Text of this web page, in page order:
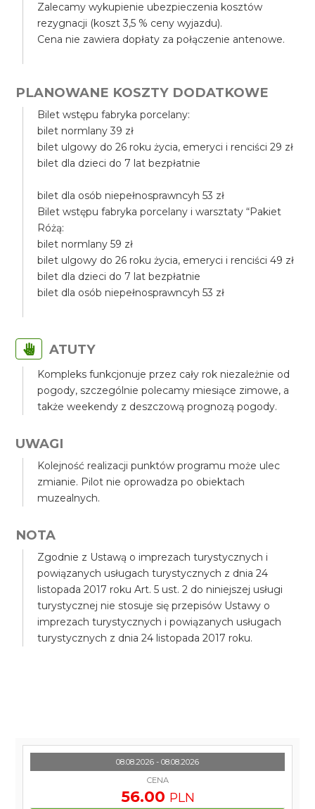
Zalecamy wykupienie ubezpieczenia kosztów
rezygnacji (koszt 3,5 % ceny wyjazdu).
Cena nie zawiera dopłaty za połączenie antenowe.
PLANOWANE KOSZTY DODATKOWE
Bilet wstępu fabryka porcelany:
bilet normlany 39 zł
bilet ulgowy do 26 roku życia, emeryci i renciści 29 zł
bilet dla dzieci do 7 lat bezpłatnie
bilet dla osób niepełnosprawncyh 53 zł
Bilet wstępu fabryka porcelany i warsztaty “Pakiet
Różą:
bilet normlany 59 zł
bilet ulgowy do 26 roku życia, emeryci i renciści 49 zł
bilet dla dzieci do 7 lat bezpłatnie
bilet dla osób niepełnosprawncyh 53 zł
ATUTY
Kompleks funkcjonuje przez cały rok niezależnie od
pogody, szczególnie polecamy miesiące zimowe, a
także weekendy z deszczową prognozą pogody.
UWAGI
Kolejność realizacji punktów programu może ulec
zmianie. Pilot nie oprowadza po obiektach
muzealnych.
NOTA
Zgodnie z Ustawą o imprezach turystycznych i
powiązanych usługach turystycznych z dnia 24
listopada 2017 roku Art. 5 ust. 2 do niniejszej usługi
turystycznej nie stosuje się przepisów Ustawy o
imprezach turystycznych i powiązanych usługach
turystycznych z dnia 24 listopada 2017 roku.
08.08.2026 - 08.08.2026
CENA
56.00 PLN